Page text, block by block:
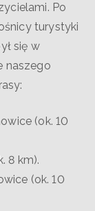
Po
turystyki
się w
naszego
(ok. 10
8 km).
(ok. 10